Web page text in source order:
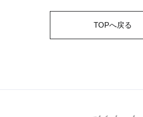
TOPへ戻る